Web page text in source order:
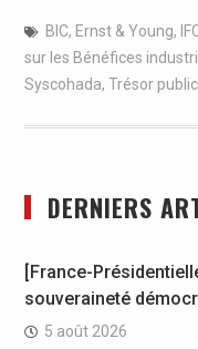
BIC, Ernst & Young,
sur les Bénéfices
Syscohada, Trésor public
DERNIERS
[France-
souveraineté
5 août 2026